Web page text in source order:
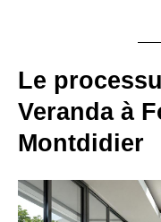
Le
Veranda à
Montdidier